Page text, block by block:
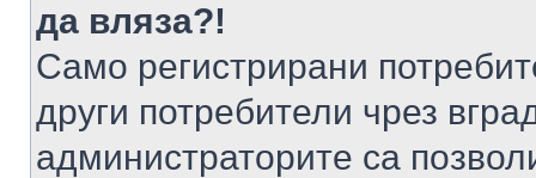
да вляза?!
Само регистрирани
други потребители чрез
администраторите са